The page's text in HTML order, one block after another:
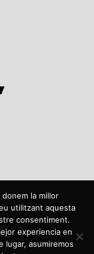
/ Todos los derechos
de contingut sobre la
és propietat de la
la millor
utilitzant aquesta
consentiment.
experiencia en
lugar, asumiremos